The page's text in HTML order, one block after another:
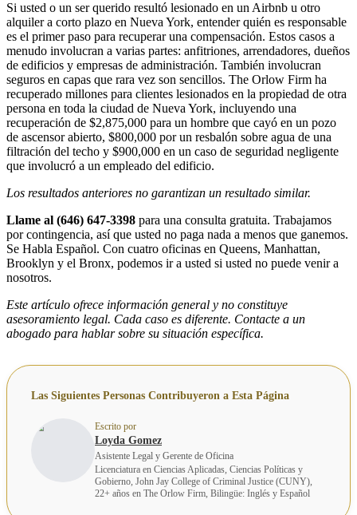
Si usted o un ser querido resultó lesionado en un Airbnb u otro
alquiler a corto plazo en Nueva York, entender quién es responsable
es el primer paso para recuperar una compensación. Estos casos a
menudo involucran a varias partes: anfitriones, arrendadores, dueños
de edificios y empresas de administración. También involucran
seguros en capas que rara vez son sencillos. The Orlow Firm ha
recuperado millones para clientes lesionados en la propiedad de otra
persona en toda la ciudad de Nueva York, incluyendo una
recuperación de $2,875,000 para un hombre que cayó en un pozo
de ascensor abierto, $800,000 por un resbalón sobre agua de una
filtración del techo y $900,000 en un caso de seguridad negligente
que involucró a un empleado del edificio.
Los resultados anteriores no garantizan un resultado similar.
Llame al (646) 647-3398 para una consulta gratuita. Trabajamos
por contingencia, así que usted no paga nada a menos que ganemos.
Se Habla Español. Con cuatro oficinas en Queens, Manhattan,
Brooklyn y el Bronx, podemos ir a usted si usted no puede venir a
nosotros.
Este artículo ofrece información general y no constituye
asesoramiento legal. Cada caso es diferente. Contacte a un
abogado para hablar sobre su situación específica.
Las Siguientes Personas Contribuyeron a Esta Página
Escrito por
Loyda Gomez
Asistente Legal y Gerente de Oficina
Licenciatura en Ciencias Aplicadas, Ciencias Políticas y
Gobierno, John Jay College of Criminal Justice (CUNY),
22+ años en The Orlow Firm, Bilingüe: Inglés y Español